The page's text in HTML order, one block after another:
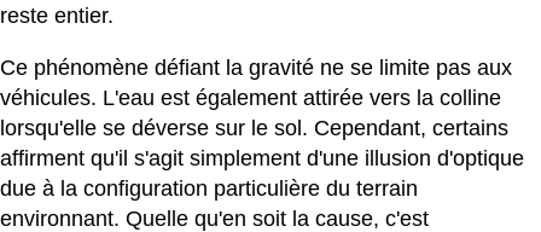
reste entier.
Ce phénomène défiant la gravité ne se limite pas aux
véhicules. L'eau est également attirée vers la colline
lorsqu'elle se déverse sur le sol. Cependant, certains
affirment qu'il s'agit simplement d'une illusion d'optique
due à la configuration particulière du terrain
environnant. Quelle qu'en soit la cause, c'est